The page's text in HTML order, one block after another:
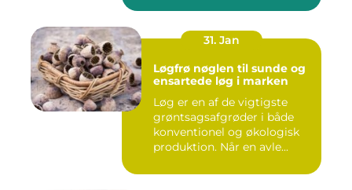
31. Jan
Løgfrø nøglen til sunde og
ensartede løg i marken
Løg er en af de vigtigste
grøntsagsafgrøder i både
konventionel og økologisk
produktion. Når en avle...